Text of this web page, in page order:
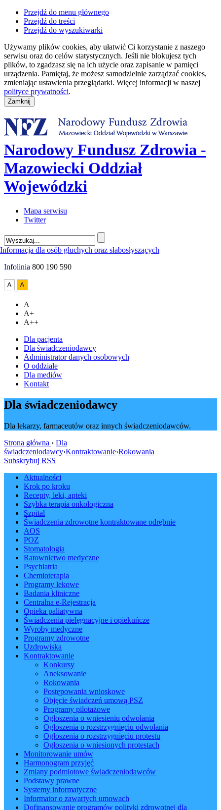
Przejdź do menu głównego
Przejdź do treści
Przejdź do wyszukiwarki
Używamy plików cookies, aby ułatwić Ci korzystanie z naszego
serwisu oraz do celów statystycznych. Jeśli nie blokujesz tych
plików, to zgadzasz się na ich użycie oraz zapisanie w pamięci
urządzenia. Pamiętaj, że możesz samodzielnie zarządzać cookies,
zmieniając ustawienia przeglądarki. Więcej informacji w naszej
polityce prywatności.
Narodowy Fundusz Zdrowia -
Mazowiecki Oddział
Wojewódzki
Mapa serwisu
Twitter
Infolinia 800 190 590
A
A+
A++
Dla pacjenta
Dla świadczeniodawcy
Administrator danych osobowych
O oddziale
Dla mediów
Kontakt
Dla świadczeniodawcy
Dla lekarzy, farmaceutów oraz innych świadczeniodawców.
Strona główna › Dla
świadczeniodawcy›Kontraktowanie›Rokowania
Subskrybuj RSS
Aktualności
Krok po kroku
Recepty, leki, apteki
Szybka terapia onkologiczna
Szpital
Świadczenia zdrowotne kontraktowane odrębnie
AOS
POZ
Stomatologia
Ratownictwo medyczne
Psychiatria
Chemioterapia
Programy lekowe
Badania kliniczne
Centralna e-Rejestracja
Opieka paliatywna
Świadczenia pielęgnacyjne i opiekuńcze
Wyroby medyczne
Programy zdrowotne
Uzdrowiska
Kontraktowanie
Konkursy
Aneksowanie
Rokowania
Postępowania wnioskowe
Objęcie świadczeń umową PSZ
Programy pilotażowe
Ogłoszenia o wniesieniu odwołania
Ogłoszenia o rozstrzygnięciu odwołania
Ogłoszenia o rozstrzygnięciu protestu
Ogłoszenia o wniesionych protestach
Monitorowanie umów
Harmonogram przyjęć
Zmiany podmiotowe świadczeniodawców
Podstawy prawne
Systemy informatyczne
Informator o zawartych umowach
Dofinansowanie programów polityki zdrowotnej dla